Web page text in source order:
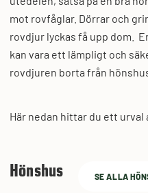
mot rovfåglar. Dörrar och
rovdjur lyckas få upp dom.
kan vara ett lämpligt och
rovdjuren borta från
Här nedan hittar du ett urval
Hönshus SE ALLA